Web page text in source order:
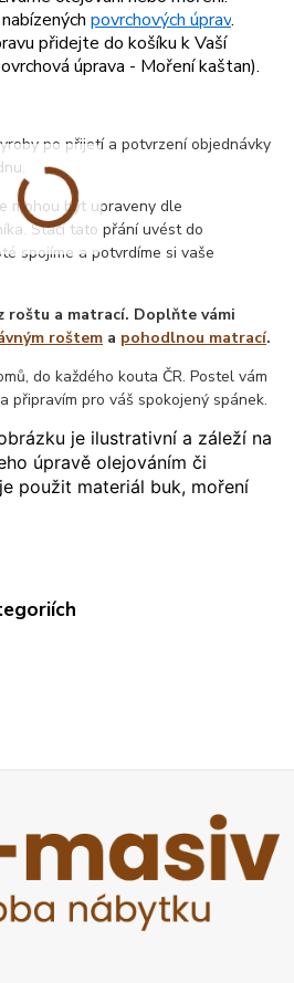
povrchových úprav.
přidejte do košíku k Vaší
úprava - Moření kaštan).
po přijetí a potvrzení objednávky
mohou být upraveny dle
Stačí tato přání uvést do
spojíme a potvrdíme si vaše
roštu a matrací. Doplňte vámi
roštem a pohodlnou matrací.
do každého kouta ČR. Postel vám
připravím pro váš spokojený spánek.
je ilustrativní a záleží na
úpravě olejováním či
použit materiál buk, moření